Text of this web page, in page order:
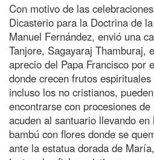
Con motivo de las
Dicasterio para la Doctrina de
Manuel Fernández, envió una
Tanjore, Sagayaraj Thamburaj,
aprecio del Papa Francisco por
donde crecen frutos
incluso los no cristianos,
encontrarse con procesiones
acuden al santuario llevando
bambú con flores donde se
ante la estatua dorada de